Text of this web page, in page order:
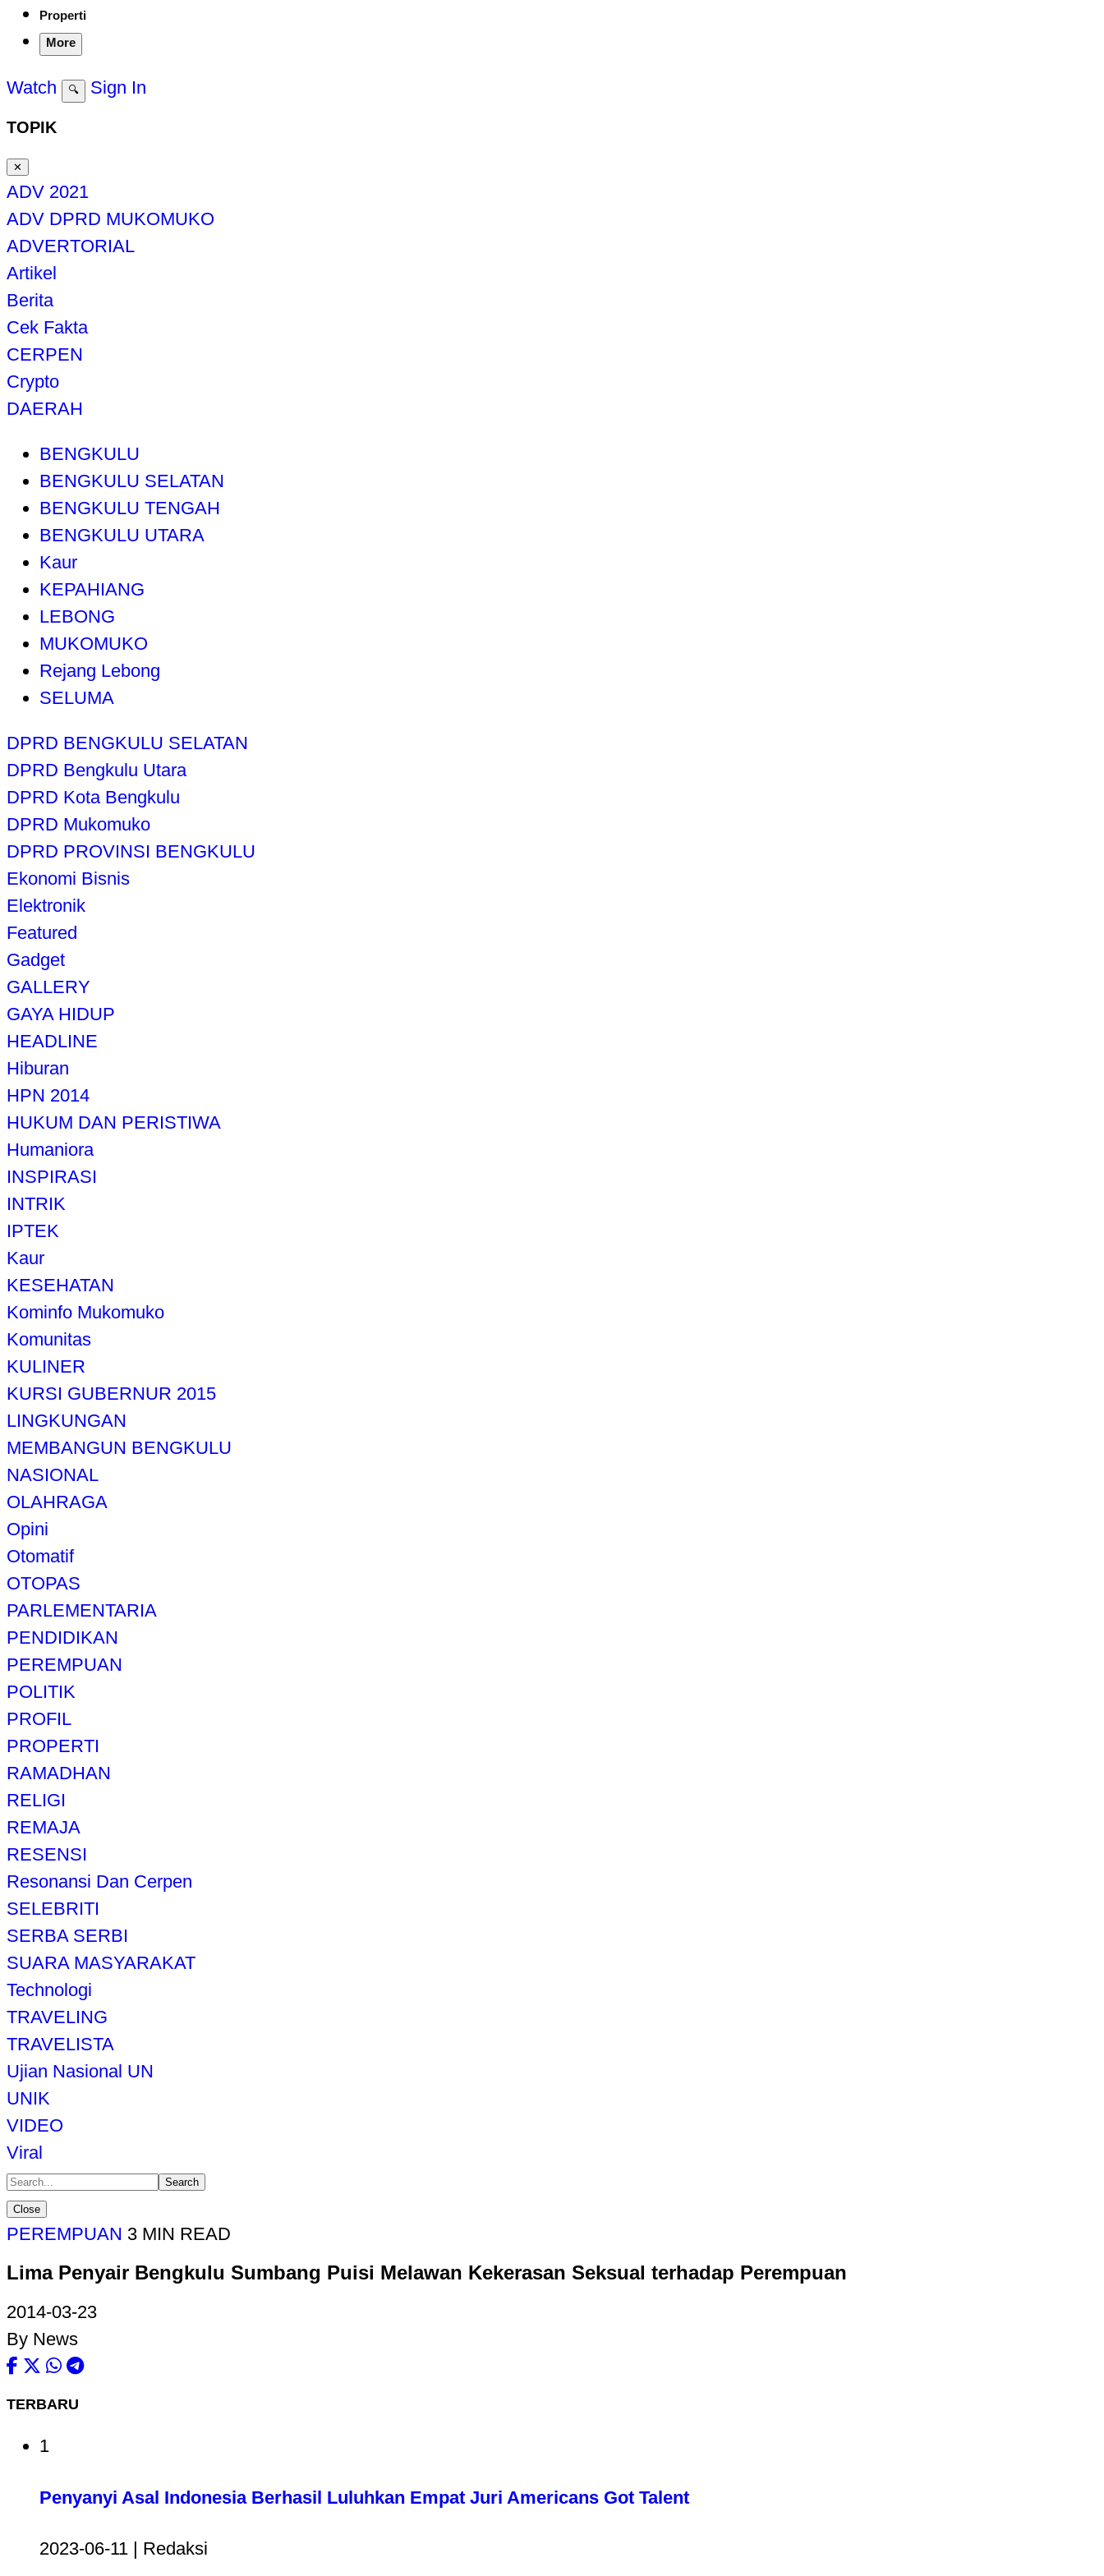
Properti
More
Watch 🔍 Sign In
TOPIK
✕
ADV 2021
ADV DPRD MUKOMUKO
ADVERTORIAL
Artikel
Berita
Cek Fakta
CERPEN
Crypto
DAERAH
BENGKULU
BENGKULU SELATAN
BENGKULU TENGAH
BENGKULU UTARA
Kaur
KEPAHIANG
LEBONG
MUKOMUKO
Rejang Lebong
SELUMA
DPRD BENGKULU SELATAN
DPRD Bengkulu Utara
DPRD Kota Bengkulu
DPRD Mukomuko
DPRD PROVINSI BENGKULU
Ekonomi Bisnis
Elektronik
Featured
Gadget
GALLERY
GAYA HIDUP
HEADLINE
Hiburan
HPN 2014
HUKUM DAN PERISTIWA
Humaniora
INSPIRASI
INTRIK
IPTEK
Kaur
KESEHATAN
Kominfo Mukomuko
Komunitas
KULINER
KURSI GUBERNUR 2015
LINGKUNGAN
MEMBANGUN BENGKULU
NASIONAL
OLAHRAGA
Opini
Otomatif
OTOPAS
PARLEMENTARIA
PENDIDIKAN
PEREMPUAN
POLITIK
PROFIL
PROPERTI
RAMADHAN
RELIGI
REMAJA
RESENSI
Resonansi Dan Cerpen
SELEBRITI
SERBA SERBI
SUARA MASYARAKAT
Technologi
TRAVELING
TRAVELISTA
Ujian Nasional UN
UNIK
VIDEO
Viral
Search
Close
PEREMPUAN 3 MIN READ
Lima Penyair Bengkulu Sumbang Puisi Melawan Kekerasan Seksual terhadap Perempuan
2014-03-23
By News
TERBARU
1
Penyanyi Asal Indonesia Berhasil Luluhkan Empat Juri Americans Got Talent
2023-06-11 | Redaksi